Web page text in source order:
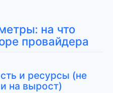
на что
провайдера
и ресурсы (не
на вырост)